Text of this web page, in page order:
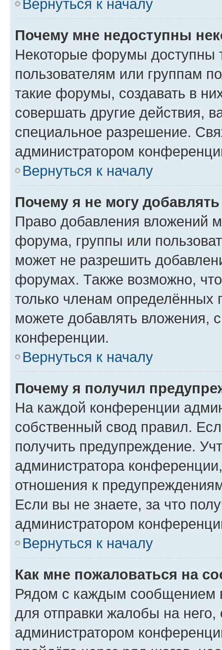
Вернуться к началу
Почему мне недоступны
Некоторые форумы доступны
пользователям или группам
такие форумы, создавать в
совершать другие действия,
специальное разрешение.
администратором
Вернуться к началу
Почему я не могу
Право добавления вложений
форума, группы или
может не разрешить
форумах. Также возможно,
только членам определённых
можете добавлять вложения,
конференции.
Вернуться к началу
Почему я получил
На каждой конференции
собственный свод правил.
получить предупреждение.
администратора
отношения к
Если вы не знаете, за что
администратором
Вернуться к началу
Как мне пожаловаться на
Рядом с каждым сообщением
для отправки жалобы на
администратором